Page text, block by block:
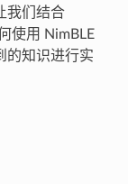
我们结合
使用 NimBLE
的知识进行实